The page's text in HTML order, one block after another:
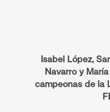
Isabel López,
Navarro y
campeonas de la